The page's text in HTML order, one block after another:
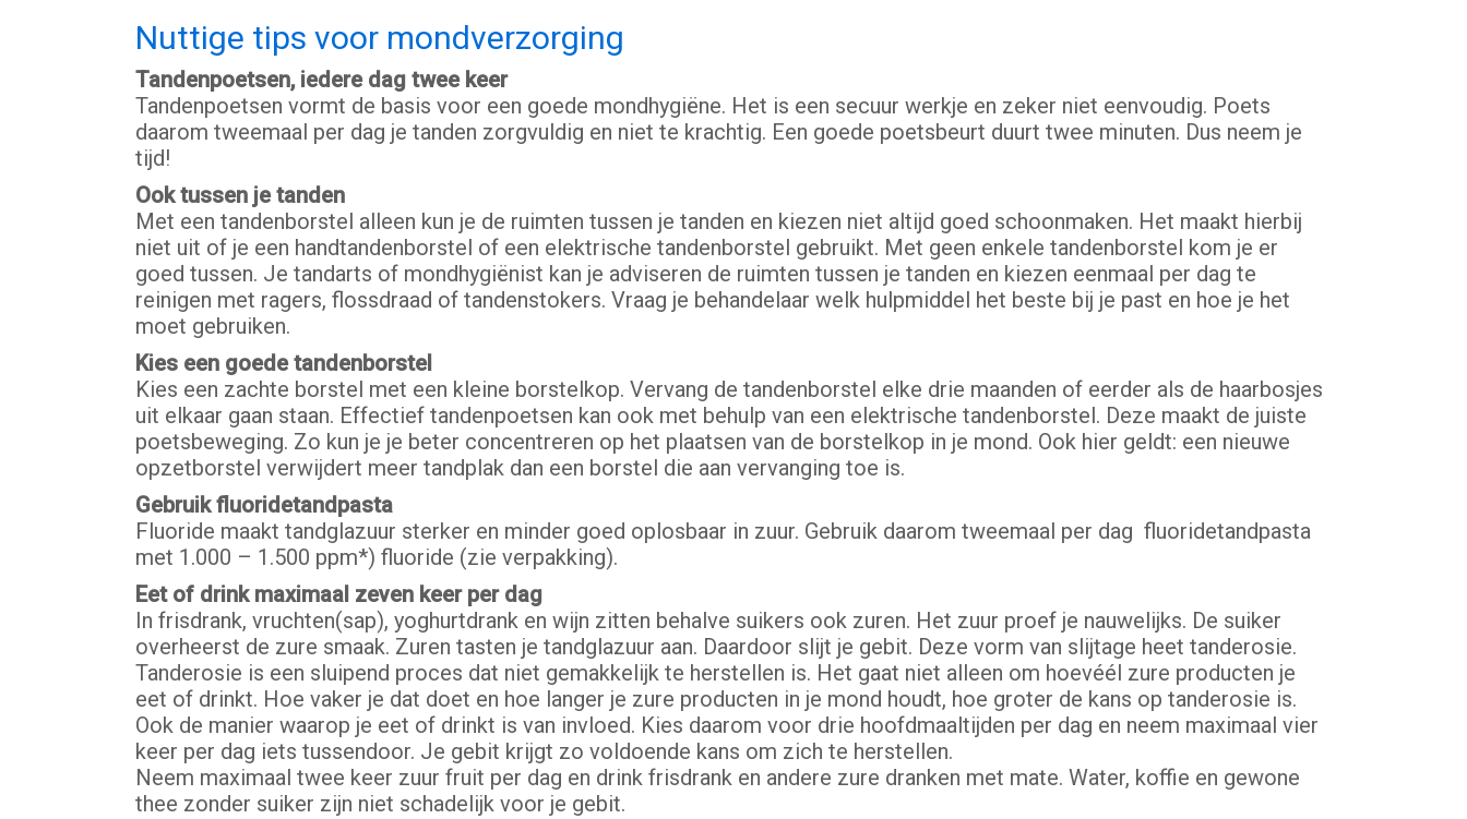
Nuttige tips voor mondverzorging
Tandenpoetsen, iedere dag twee keer
Tandenpoetsen vormt de basis voor een goede mondhygiëne. Het is een secuur werkje en zeker niet eenvoudig. Poets
daarom tweemaal per dag je tanden zorgvuldig en niet te krachtig. Een goede poetsbeurt duurt twee minuten. Dus neem je
tijd!
Ook tussen je tanden
Met een tandenborstel alleen kun je de ruimten tussen je tanden en kiezen niet altijd goed schoonmaken. Het maakt hierbij
niet uit of je een handtandenborstel of een elektrische tandenborstel gebruikt. Met geen enkele tandenborstel kom je er
goed tussen. Je tandarts of mondhygiënist kan je adviseren de ruimten tussen je tanden en kiezen eenmaal per dag te
reinigen met ragers, flossdraad of tandenstokers. Vraag je behandelaar welk hulpmiddel het beste bij je past en hoe je het
moet gebruiken.
Kies een goede tandenborstel
Kies een zachte borstel met een kleine borstelkop. Vervang de tandenborstel elke drie maanden of eerder als de haarbosjes
uit elkaar gaan staan. Effectief tandenpoetsen kan ook met behulp van een elektrische tandenborstel. Deze maakt de juiste
poetsbeweging. Zo kun je je beter concentreren op het plaatsen van de borstelkop in je mond. Ook hier geldt: een nieuwe
opzetborstel verwijdert meer tandplak dan een borstel die aan vervanging toe is.
Gebruik fluoridetandpasta
Fluoride maakt tandglazuur sterker en minder goed oplosbaar in zuur. Gebruik daarom tweemaal per dag fluoridetandpasta
met 1.000 – 1.500 ppm*) fluoride (zie verpakking).
Eet of drink maximaal zeven keer per dag
In frisdrank, vruchten(sap), yoghurtdrank en wijn zitten behalve suikers ook zuren. Het zuur proef je nauwelijks. De suiker
overheerst de zure smaak. Zuren tasten je tandglazuur aan. Daardoor slijt je gebit. Deze vorm van slijtage heet tanderosie.
Tanderosie is een sluipend proces dat niet gemakkelijk te herstellen is. Het gaat niet alleen om hoevéél zure producten je
eet of drinkt. Hoe vaker je dat doet en hoe langer je zure producten in je mond houdt, hoe groter de kans op tanderosie is.
Ook de manier waarop je eet of drinkt is van invloed. Kies daarom voor drie hoofdmaaltijden per dag en neem maximaal vier
keer per dag iets tussendoor. Je gebit krijgt zo voldoende kans om zich te herstellen.
Neem maximaal twee keer zuur fruit per dag en drink frisdrank en andere zure dranken met mate. Water, koffie en gewone
thee zonder suiker zijn niet schadelijk voor je gebit.